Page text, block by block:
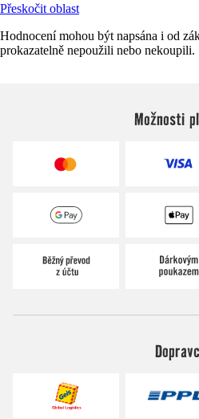
Přeskočit oblast
Hodnocení mohou být napsána i od
prokazatelně nepoužili nebo nekoupili.
Možnosti